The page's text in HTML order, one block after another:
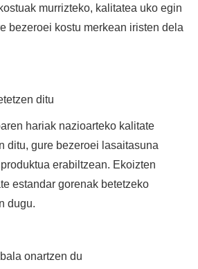
murrizteko, kalitatea uko egin
bezeroei kostu merkean iristen dela
ditu
hariak nazioarteko kalitate
ditu, gure bezeroei lasaitasuna
erabiltzean. Ekoizten
estandar gorenak betetzeko
dugu.
onartzen du